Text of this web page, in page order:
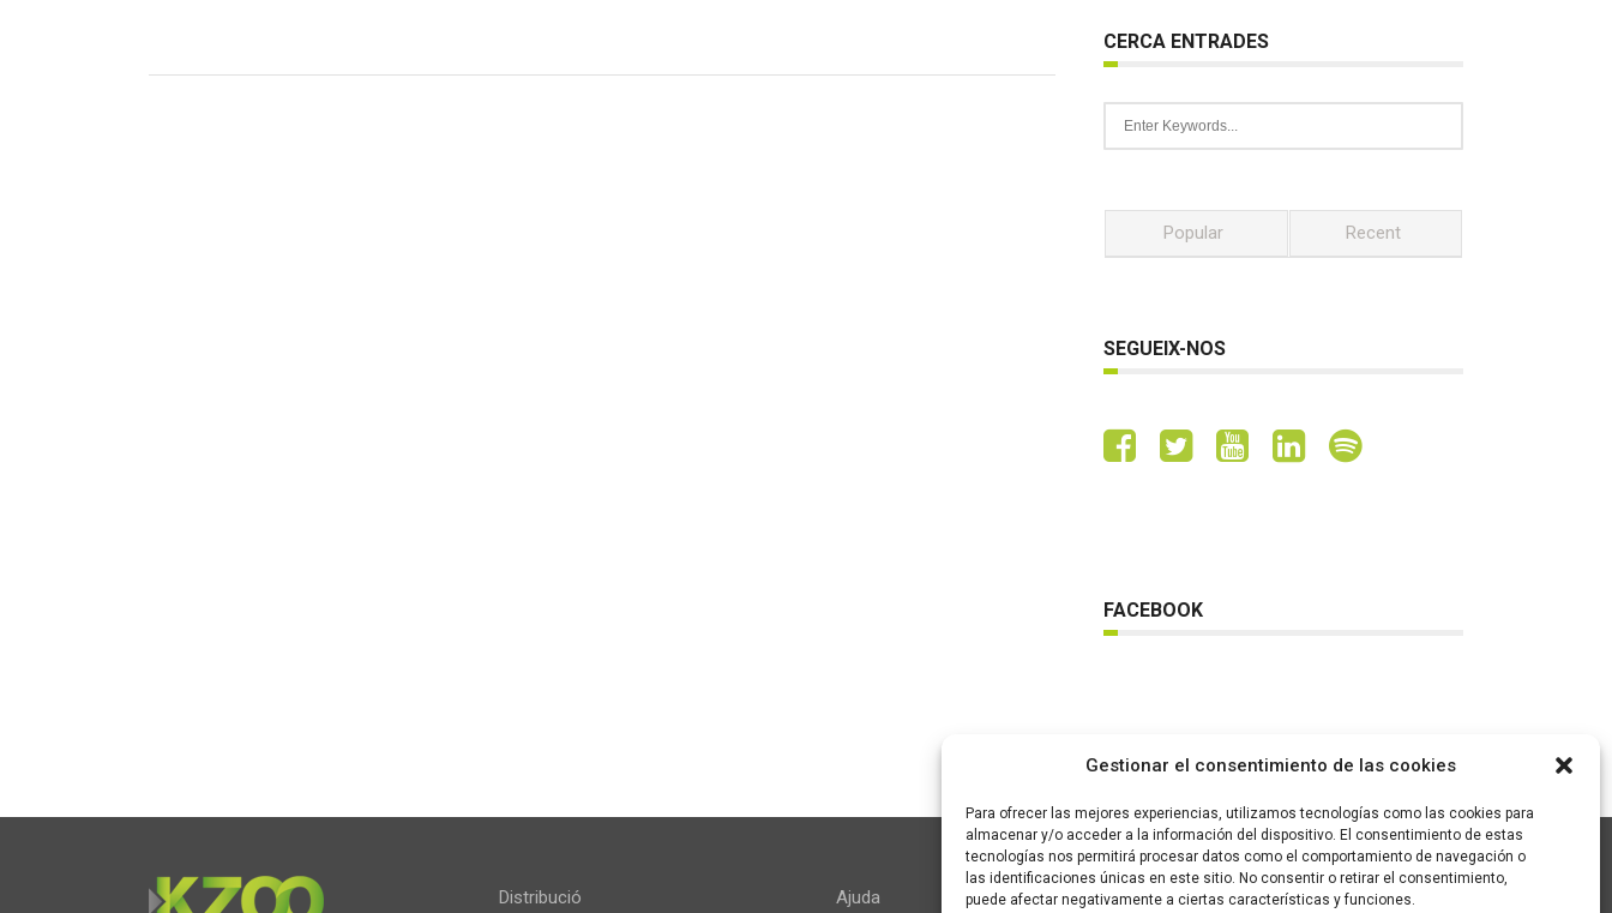
Gestionar el consentimiento de las cookies
Para ofrecer las mejores experiencias, utilizamos tecnologías como las cookies para
almacenar y/o acceder a la información del dispositivo. El consentimiento de estas
tecnologías nos permitirá procesar datos como el comportamiento de navegación o
las identificaciones únicas en este sitio. No consentir o retirar el consentimiento,
puede afectar negativamente a ciertas características y funciones.
CERCA ENTRADES
Popular Recent
SEGUEIX-NOS
FACEBOOK
Distribució Ajuda C/ Pallars 65, 2º 4ª